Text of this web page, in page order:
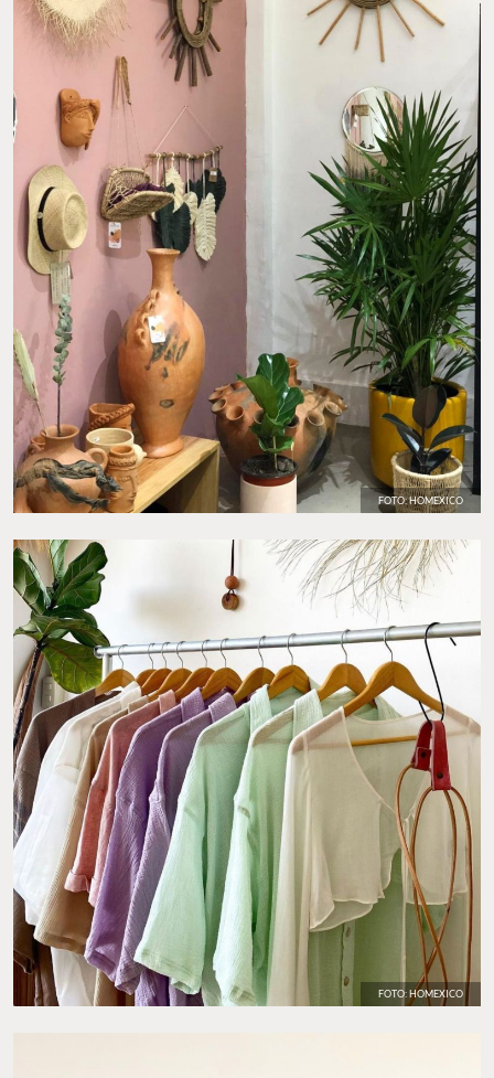
FOTO: HOMEXICO
FOTO: HOMEXICO